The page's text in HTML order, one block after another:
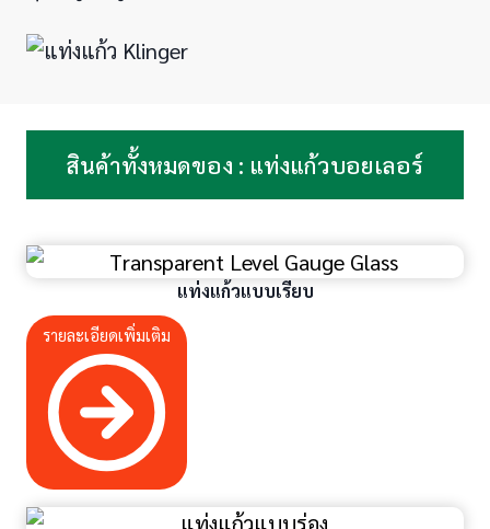
สินค้าทั้งหมดของ : แท่งแก้วบอยเลอร์
แท่งแก้วแบบเรียบ
รายละเอียดเพิ่มเติม